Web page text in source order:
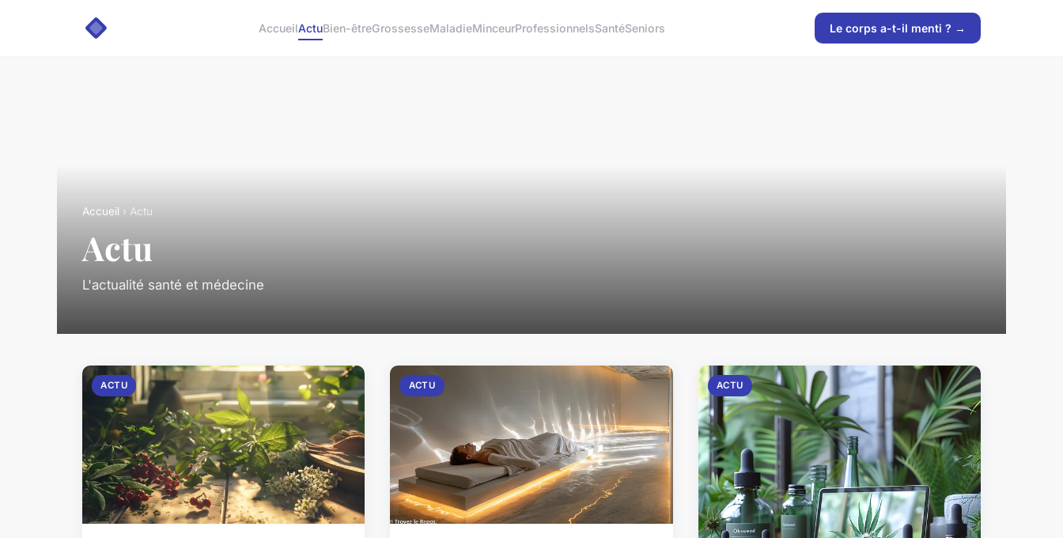
AccueilActuBien-êtreGrossesseMaladieMinceurProfessionnelsSantéSeniors Le corps a-t-il menti ? →
Accueil › Actu
Actu
L'actualité santé et médecine
ACTU ACTU ACTU